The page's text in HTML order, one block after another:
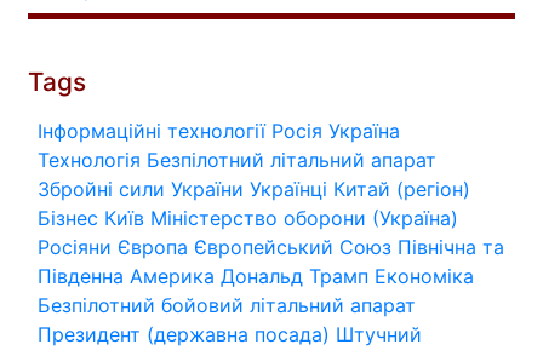
Tags
Інформаційні технології Росія Україна
Технологія Безпілотний літальний апарат
Збройні сили України Українці Китай (регіон)
Бізнес Київ Міністерство оборони (Україна)
Росіяни Європа Європейський Союз Північна та
Південна Америка Дональд Трамп Економіка
Безпілотний бойовий літальний апарат
Президент (державна посада) Штучний